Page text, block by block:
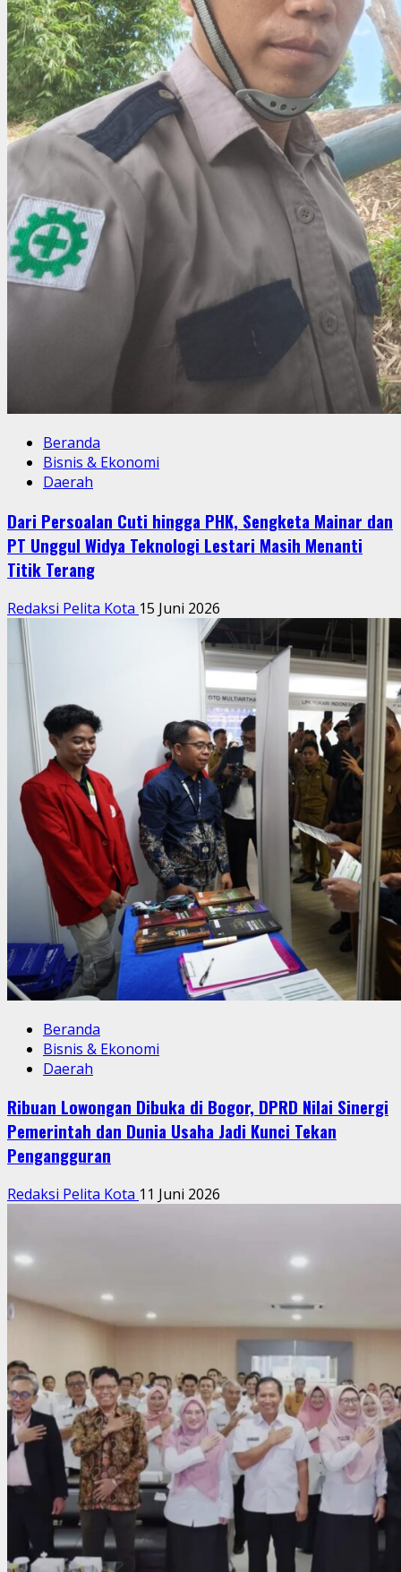
Beranda
Bisnis & Ekonomi
Daerah
Dari Persoalan Cuti hingga PHK, Sengketa Mainar dan
PT Unggul Widya Teknologi Lestari Masih Menanti
Titik Terang
Redaksi Pelita Kota 15 Juni 2026
Beranda
Bisnis & Ekonomi
Daerah
Ribuan Lowongan Dibuka di Bogor, DPRD Nilai Sinergi
Pemerintah dan Dunia Usaha Jadi Kunci Tekan
Pengangguran
Redaksi Pelita Kota 11 Juni 2026